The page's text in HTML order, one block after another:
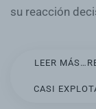
su reacción
LEER
CASI